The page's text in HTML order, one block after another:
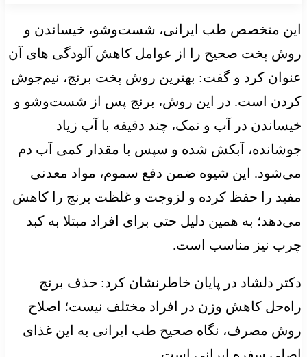
این متخصص طب ایرانی، شست‌وشو، خیساندن و
روش پخت صحیح را از عوامل کاهش آلودگی های آن
عنوان کرد و گفت: بهترین روش پخت برنج، نیم‌جوش
کردن است. در این روش، برنج پس از شست‌وشو و
خیساندن در آب و نمک، چند دقیقه با آب زیاد
جوشانده، آبکش شده و سپس با مقدار کمی آب دم
می‌شود. این شیوه ضمن دفع سموم، مواد معدنی
مفید را حفظ کرده و لزوجت و غلظت برنج را کاهش
می‌دهد؛ به همین دلیل حتی برای افراد مبتلا به کبد
چرب نیز مناسب است.
دکتر دلشاد در پایان خاطرنشان کرد: حذف برنج
راه‌حل کاهش وزن در افراد مختلف نیست؛ اصلاح
روش مصرف، نگاه صحیح طب ایرانی به این غذای
اصلی سفره ایرانی است.